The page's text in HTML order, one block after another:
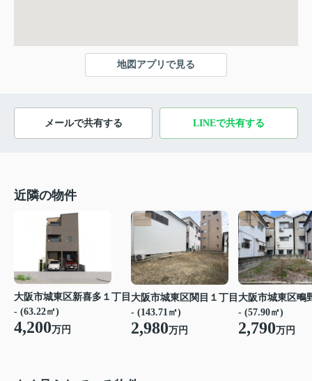
地図アプリで見る
メールで共有する LINEで共有する
近隣の物件
大阪市城東区新喜多１丁目
- (63.22㎡)
4,200万円
大阪市城東区関目１丁目
- (143.71㎡)
2,980万円
大阪市城東区鴫
- (57.90㎡)
2,790万円